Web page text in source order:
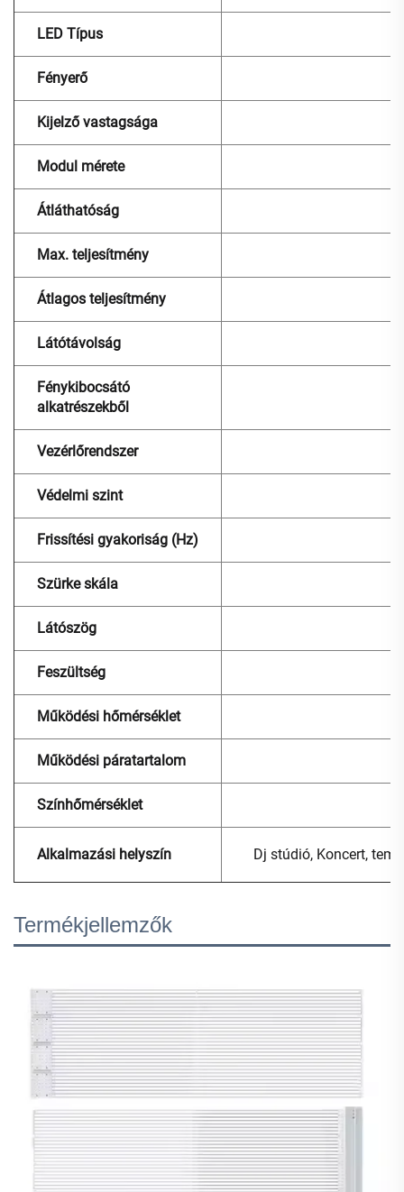
LED Típus
Fényerő
Kijelző vastagsága
Modul mérete
Átláthatóság
Max. teljesítmény
Átlagos teljesítmény
Látótávolság
Fénykibocsátó
alkatrészekből
Vezérlőrendszer
Védelmi szint
Frissítési gyakoriság (Hz)
Szürke skála
Látószög
Feszültség
Működési hőmérséklet
Működési páratartalom
Színhőmérséklet
Alkalmazási helyszín Dj stúdió, Koncert,
Termékjellemzők